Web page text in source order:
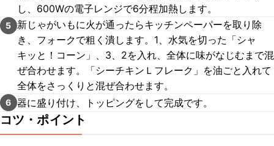
し、600Wの電子レンジで6分程加熱します。
5
新じゃがいもに火が通ったらキッチンペーパーを取り除
き、フォークで粗く潰します。1、水気を切った「シャ
キッと！コーン」、3、2を入れ、全体に味がなじむまで混
ぜ合わせます。「シーチキンＬフレーク」を油ごと入れて
全体をさっくりと混ぜ合わせます。
6 器に盛り付け、トッピングをして完成です。
コツ・ポイント